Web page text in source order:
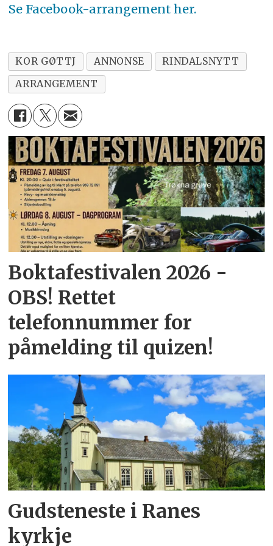
Se Facebook-arrangement her.
KOR GØTTJ ANNONSE
RINDALSNYTT
ARRANGEMENT
Boktafestivalen 2026 -
OBS! Rettet
telefonnummer for
påmelding til quizen!
Gudsteneste i Ranes
kyrkje